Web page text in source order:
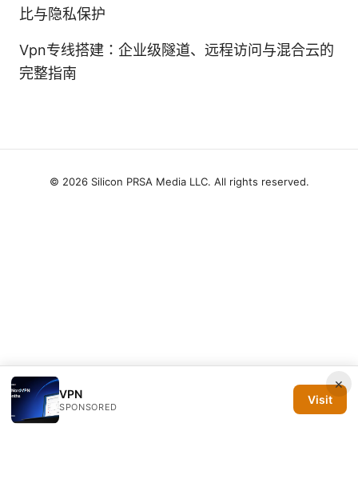
比与隐私保护
Vpn专线搭建：企业级隧道、远程访问与混合云的
完整指南
×
VPN
SPONSORED
Visit
© 2026 Silicon PRSA Media LLC. All rights reserved.